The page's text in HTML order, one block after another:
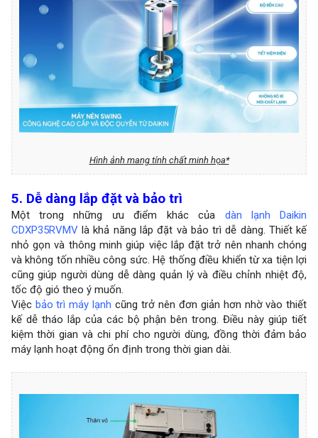
Hình ảnh mang tính chất minh họa*
5. Dễ dàng lắp đặt và bảo trì
Một trong những ưu điểm khác của dàn lạnh Daikin
CDXP35RVMVlà khả năng lắp đặt và bảo trì dễ dàng. Thiết kế
nhỏ gọn và thông minh giúp việc lắp đặt trở nên nhanh chóng
và không tốn nhiều công sức. Hệ thống điều khiển từ xa tiện lợi
cũng giúp người dùng dễ dàng quản lý và điều chỉnh nhiệt độ,
tốc độ gió theo ý muốn.
Việc bảo trì máy lạnh cũng trở nên đơn giản hơn nhờ vào thiết
kế dễ tháo lắp của các bộ phận bên trong. Điều này giúp tiết
kiệm thời gian và chi phí cho người dùng, đồng thời đảm bảo
máy lạnh hoạt động ổn định trong thời gian dài.